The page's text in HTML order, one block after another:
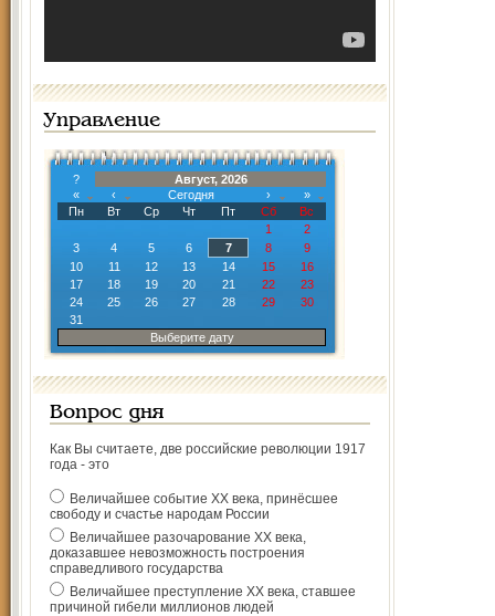
Управление
?
Август, 2026
«
‹ Сегодня ›
»
Пн
Вт Ср Чт Пт Сб
Вс
1
2
3
4 5 6 7 8
9
10
11 12 13 14 15
16
17
18 19 20 21 22
23
24
25 26 27 28 29
30
31
Выберите дату
Вопрос дня
Как Вы считаете, две российские революции 1917
года - это
Величайшее событие ХХ века, принёсшее
свободу и счастье народам России
Величайшее разочарование ХХ века,
доказавшее невозможность построения
справедливого государства
Величайшее преступление ХХ века, ставшее
причиной гибели миллионов людей